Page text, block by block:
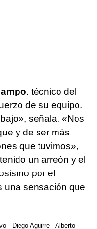
, técnico del
de su equipo.
señala. «Nos
y de ser más
que tuvimos»,
un arreón y el
por el
una sensación que
Diego Aguirre
Alberto